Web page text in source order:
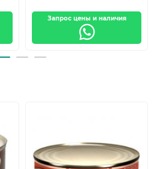
Запрос цены и наличия